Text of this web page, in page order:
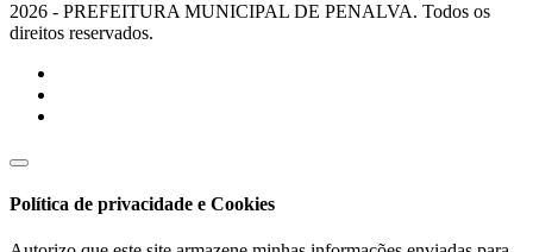
2026 - PREFEITURA MUNICIPAL DE PENALVA. Todos os
direitos reservados.
Política de privacidade e Cookies